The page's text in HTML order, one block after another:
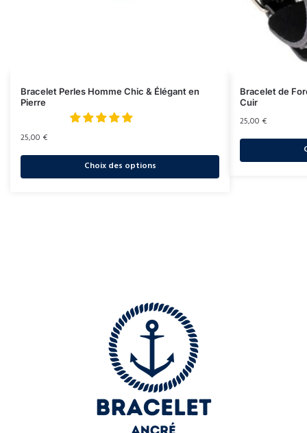
Bracelet Perles Homme Chic & Élégant en
Pierre
25,00 €
Choix des options
Bracelet de
Cuir
25,00 €